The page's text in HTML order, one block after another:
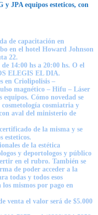
JPA equipos esteticos, con
de capacitación en
en el hotel Howard Johnson
22.
14:00 hs a 20:00 hs. O el
ELEGIS EL DIA.
en Criolipolisis –
magnético – Hifu – Láser
Cómo novedad se
cosmiatria y
aval del ministerio de
de la misma y se
esteticos.
de la estética
y deportologos y público
en el rubro. También se
de poder acceder a la
todas y todos esos
los mismos por pago en
venta el valor será de $5.000